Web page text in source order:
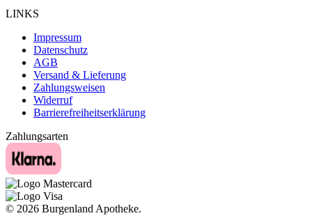
LINKS
Impressum
Datenschutz
AGB
Versand & Lieferung
Zahlungsweisen
Widerruf
Barrierefreiheitserklärung
Zahlungsarten
© 2026 Burgenland Apotheke.